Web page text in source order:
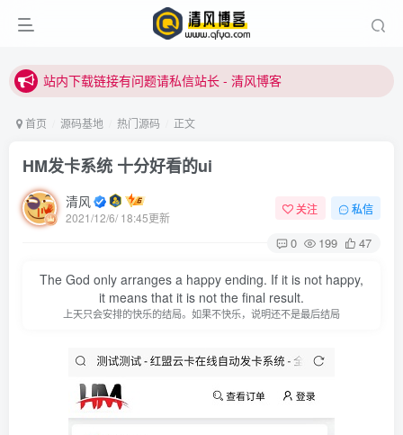
站内下载链接有问题请私信站长 - 清风博客
站内下载链接有问题请私信站长 - 清风博客
首页 源码基地 热门源码 正文
HM发卡系统 十分好看的ui
清风
2021/12/6/ 18:45更新
关注 私信
0 199 47
The God only arranges a happy ending. If it is not happy,
it means that it is not the final result.
上天只会安排的快乐的结局。如果不快乐，说明还不是最后结局
登录
没有账号？立即注册
用户名或邮箱
登录密码